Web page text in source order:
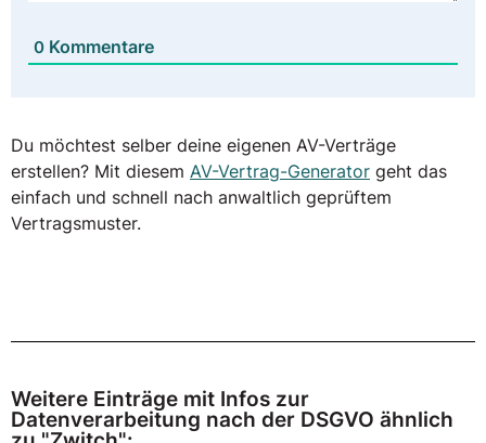
0 Kommentare
Du möchtest selber deine eigenen AV-Verträge
erstellen? Mit diesem AV-Vertrag-Generator geht das
einfach und schnell nach anwaltlich geprüftem
Vertragsmuster.
Weitere Einträge mit Infos zur
Datenverarbeitung nach der DSGVO ähnlich